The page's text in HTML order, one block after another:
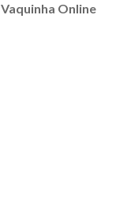
Vaquinha Online